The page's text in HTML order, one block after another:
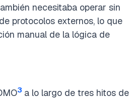
necesitaba operar sin
protocolos externos, lo que
manual de la lógica de
3 a lo largo de tres hitos de